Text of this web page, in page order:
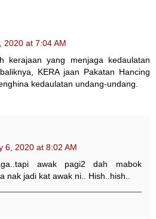
2020 at 7:04 AM
kerajaan yang menjaga kedaulatan
KERA jaan Pakatan Hancing
kedaulatan undang-undang.
6, 2020 at 8:02 AM
awak pagi2 dah mabok
nak jadi kat awak ni.. Hish..hish..